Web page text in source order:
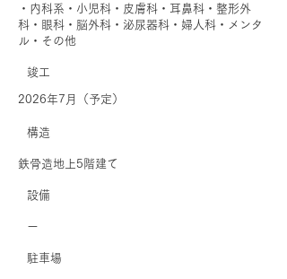
・内科系・小児科・皮膚科・耳鼻科・整形外
科・眼科・脳外科・泌尿器科・婦人科・メンタ
ル・その他
​竣工
2026年7月（予定）
​構造
鉄骨造地上5階建て
​設備
ー
駐車場